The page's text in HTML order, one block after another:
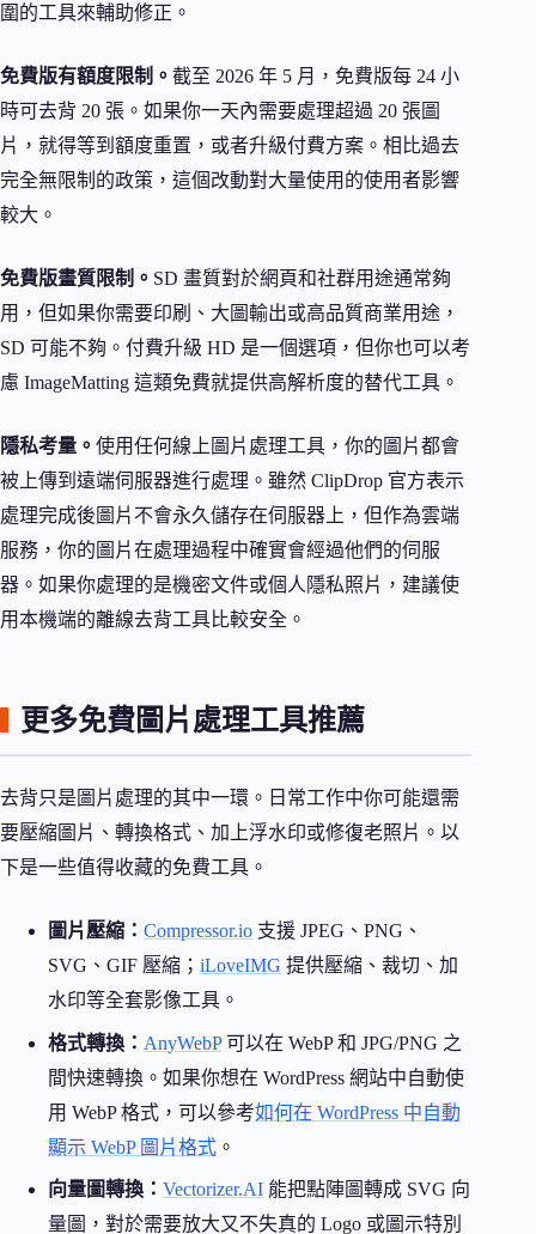
圍的工具來輔助修正。
免費版有額度限制。 截至 2026 年 5 月，免費版每 24 小
時可去背 20 張。如果你一天內需要處理超過 20 張圖
片，就得等到額度重置，或者升級付費方案。相比過去
完全無限制的政策，這個改動對大量使用的使用者影響
較大。
免費版畫質限制。 SD 畫質對於網頁和社群用途通常夠
用，但如果你需要印刷、大圖輸出或高品質商業用途，
SD 可能不夠。付費升級 HD 是一個選項，但你也可以考
慮 ImageMatting 這類免費就提供高解析度的替代工具。
隱私考量。 使用任何線上圖片處理工具，你的圖片都會
被上傳到遠端伺服器進行處理。雖然 ClipDrop 官方表示
處理完成後圖片不會永久儲存在伺服器上，但作為雲端
服務，你的圖片在處理過程中確實會經過他們的伺服
器。如果你處理的是機密文件或個人隱私照片，建議使
用本機端的離線去背工具比較安全。
更多免費圖片處理工具推薦
去背只是圖片處理的其中一環。日常工作中你可能還需
要壓縮圖片、轉換格式、加上浮水印或修復老照片。以
下是一些值得收藏的免費工具。
圖片壓縮： Compressor.io 支援 JPEG、PNG、
SVG、GIF 壓縮； iLoveIMG 提供壓縮、裁切、加
水印等全套影像工具。
格式轉換： AnyWebP可以在 WebP 和 JPG/PNG 之
間快速轉換。如果你想在 WordPress 網站中自動使
用 WebP 格式，可以參考如何在 WordPress 中自動
顯示 WebP 圖片格式 。
向量圖轉換： Vectorizer.AI 能把點陣圖轉成 SVG 向
量圖，對於需要放大又不失真的 Logo 或圖示特別